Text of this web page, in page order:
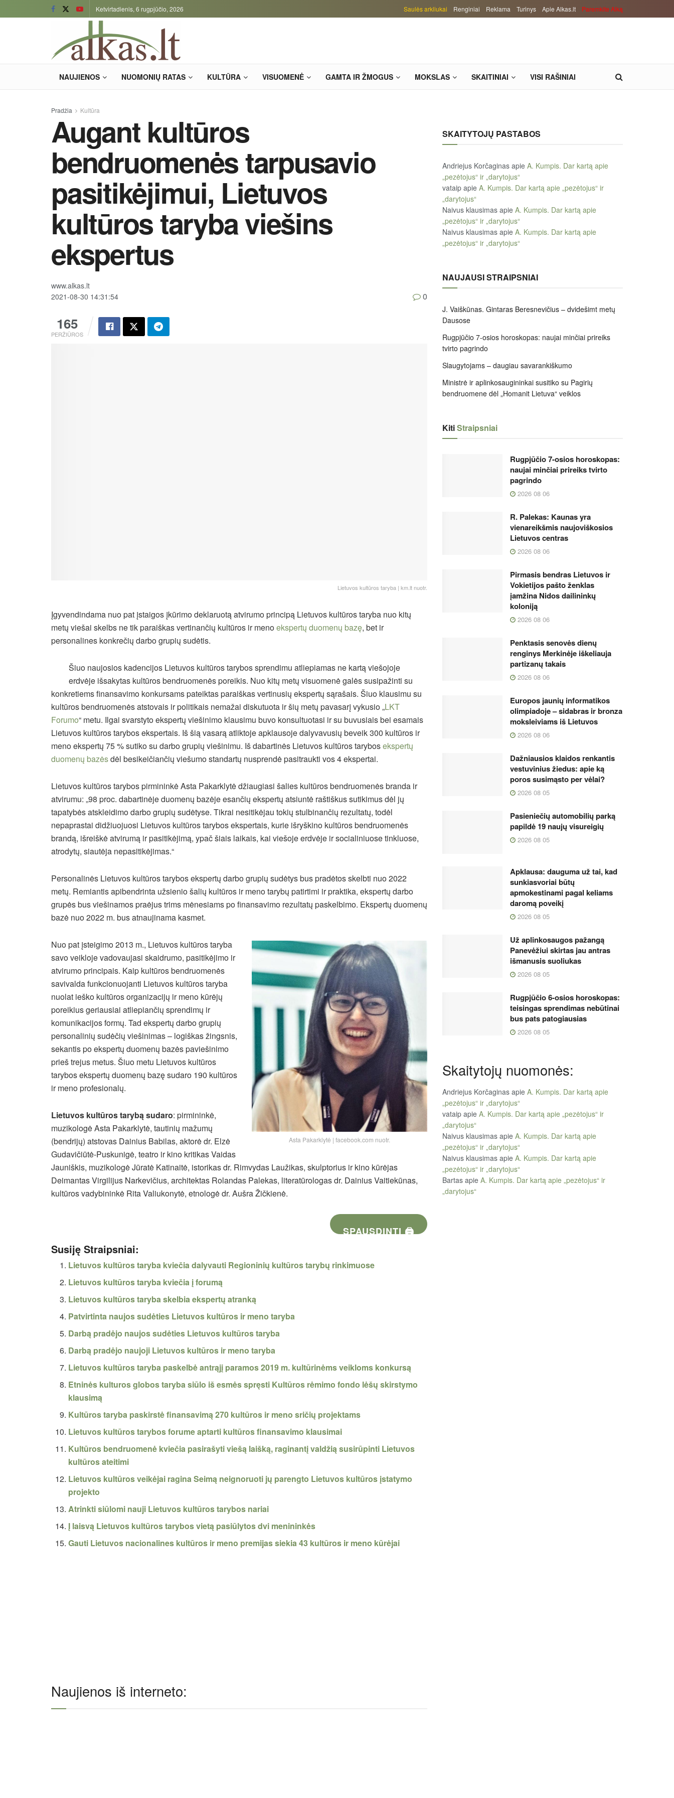
Ketvirtadienis, 6 rugpjūčio, 2026 Saulės arkliukai Renginiai Reklama Turinys Apie Alkas.lt Paremkite Alką
NAUJIENOS NUOMONIŲ RATAS KULTŪRA VISUOMENĖ GAMTA IR ŽMOGUS MOKSLAS SKAITINIAI VISI RAŠINIAI
Pradžia Kultūra
Augant kultūros
bendruomenės tarpusavio
pasitikėjimui, Lietuvos
kultūros taryba viešins
ekspertus
www.alkas.lt
2021-08-30 14:31:54
165
PERŽIŪROS
0
Lietuvos kultūros taryba | km.lt nuotr.
Įgyvendindama nuo pat įstaigos įkūrimo deklaruotą atvirumo principą Lietuvos kultūros taryba nuo kitų
metų viešai skelbs ne tik paraiškas vertinančių kultūros ir menoekspertų duomenų bazę, bet ir
personalines konkrečių darbo grupių sudėtis.
Šiuo naujosios kadencijos Lietuvos kultūros tarybos sprendimu atliepiamas ne kartą viešojoje
erdvėje išsakytas kultūros bendruomenės poreikis. Nuo kitų metų visuomenė galės susipažinti su
konkretiems finansavimo konkursams pateiktas paraiškas vertinusių ekspertų sąrašais. Šiuo klausimu su
kultūros bendruomenės atstovais ir politikais nemažai diskutuota ir šių metų pavasarį vykusio „LKT
Forumo“ metu. Ilgai svarstyto ekspertų viešinimo klausimu buvo konsultuotasi ir su buvusiais bei esamais
Lietuvos kultūros tarybos ekspertais. Iš šią vasarą atliktoje apklausoje dalyvavusių beveik 300 kultūros ir
meno ekspertų 75 % sutiko su darbo grupių viešinimu. Iš dabartinės Lietuvos kultūros tarybosekspertų
duomenų bazėsdėl besikeičiančių viešumo standartų nusprendė pasitraukti vos 4 ekspertai.
Lietuvos kultūros tarybos pirmininkė Asta Pakarklytė džiaugiasi šalies kultūros bendruomenės branda ir
atvirumu: „98 proc. dabartinėje duomenų bazėje esančių ekspertų atsiuntė raštiškus sutikimus dėl jų
tapatybės atskleidimo darbo grupių sudėtyse. Tikrai nesitikėjau tokių stulbinančių rezultatų, todėl
nepaprastai didžiuojuosi Lietuvos kultūros tarybos ekspertais, kurie išryškino kultūros bendruomenės
brandą, išreiškė atvirumą ir pasitikėjimą, ypač šiais laikais, kai viešoje erdvėje ir socialiniuose tinkluose,
atrodytų, siautėja nepasitikėjimas.“
Personalinės Lietuvos kultūros tarybos ekspertų darbo grupių sudėtys bus pradėtos skelbti nuo 2022
metų. Remiantis apibendrinta užsienio šalių kultūros ir meno tarybų patirtimi ir praktika, ekspertų darbo
grupės bus viešinamos praėjus trims mėnesiams po finansavimo rezultatų paskelbimo. Ekspertų duomenų
bazė nuo 2022 m. bus atnaujinama kasmet.
Asta Pakarklytė | facebook.com nuotr.
Nuo pat įsteigimo 2013 m., Lietuvos kultūros taryba
savo veikloje vadovaujasi skaidrumo, pasitikėjimo ir
atvirumo principais. Kaip kultūros bendruomenės
savivalda funkcionuojanti Lietuvos kultūros taryba
nuolat ieško kultūros organizacijų ir meno kūrėjų
poreikius geriausiai atliepiančių sprendimų ir
komunikacijos formų. Tad ekspertų darbo grupių
personalinių sudėčių viešinimas – logiškas žingsnis,
sekantis po ekspertų duomenų bazės paviešinimo
prieš trejus metus. Šiuo metu Lietuvos kultūros
tarybos ekspertų duomenų bazę sudaro 190 kultūros
ir meno profesionalų.
Lietuvos kultūros tarybą sudaro: pirmininkė,
muzikologė Asta Pakarklytė, tautinių mažumų
(bendrijų) atstovas Dainius Babilas, aktorė dr. Elzė
Gudavičiūtė-Puskunigė, teatro ir kino kritikas Vaidas
Jauniškis, muzikologė Jūratė Katinaitė, istorikas dr. Rimvydas Laužikas, skulptorius ir kino kūrėjas
Deimantas Virgilijus Narkevičius, architektas Rolandas Palekas, literatūrologas dr. Dainius Vaitiekūnas,
kultūros vadybininkė Rita Valiukonytė, etnologė dr. Aušra Žičkienė.
SPAUSDINTI 🖨
Susiję Straipsniai:
Lietuvos kultūros taryba kviečia dalyvauti Regioninių kultūros tarybų rinkimuose
Lietuvos kultūros taryba kviečia į forumą
Lietuvos kultūros taryba skelbia ekspertų atranką
Patvirtinta naujos sudėties Lietuvos kultūros ir meno taryba
Darbą pradėjo naujos sudėties Lietuvos kultūros taryba
Darbą pradėjo naujoji Lietuvos kultūros ir meno taryba
Lietuvos kultūros taryba paskelbė antrąjį paramos 2019 m. kultūrinėms veikloms konkursą
Etninės kulturos globos taryba siūlo iš esmės spręsti Kultūros rėmimo fondo lėšų skirstymo
klausimą
Kultūros taryba paskirstė finansavimą 270 kultūros ir meno sričių projektams
Lietuvos kultūros tarybos forume aptarti kultūros finansavimo klausimai
Kultūros bendruomenė kviečia pasirašyti viešą laišką, raginantį valdžią susirūpinti Lietuvos
kultūros ateitimi
Lietuvos kultūros veikėjai ragina Seimą neignoruoti jų parengto Lietuvos kultūros įstatymo
projekto
Atrinkti siūlomi nauji Lietuvos kultūros tarybos nariai
Į laisvą Lietuvos kultūros tarybos vietą pasiūlytos dvi menininkės
Gauti Lietuvos nacionalines kultūros ir meno premijas siekia 43 kultūros ir meno kūrėjai
Naujienos iš interneto:
SKAITYTOJŲ PASTABOS
Andriejus Korčaginas apie A. Kumpis. Dar kartą apie
„pezėtojus“ ir „darytojus“
vataip apie A. Kumpis. Dar kartą apie „pezėtojus“ ir
„darytojus“
Naivus klausimas apie A. Kumpis. Dar kartą apie
„pezėtojus“ ir „darytojus“
Naivus klausimas apie A. Kumpis. Dar kartą apie
„pezėtojus“ ir „darytojus“
NAUJAUSI STRAIPSNIAI
J. Vaiškūnas. Gintaras Beresnevičius – dvidešimt metų
Dausose
Rugpjūčio 7-osios horoskopas: naujai minčiai prireiks
tvirto pagrindo
Slaugytojams – daugiau savarankiškumo
Ministrė ir aplinkosaugininkai susitiko su Pagirių
bendruomene dėl „Homanit Lietuva“ veiklos
KitiStraipsniai
Rugpjūčio 7-osios horoskopas:
naujai minčiai prireiks tvirto
pagrindo
2026 08 06
R. Palekas: Kaunas yra
vienareikšmis naujoviškosios
Lietuvos centras
2026 08 06
Pirmasis bendras Lietuvos ir
Vokietijos pašto ženklas
įamžina Nidos dailininkų
koloniją
2026 08 06
Penktasis senovės dienų
renginys Merkinėje iškeliauja
partizanų takais
2026 08 06
Europos jaunių informatikos
olimpiadoje – sidabras ir bronza
moksleiviams iš Lietuvos
2026 08 06
Dažniausios klaidos renkantis
vestuvinius žiedus: apie ką
poros susimąsto per vėlai?
2026 08 05
Pasieniečių automobilių parką
papildė 19 naujų visureigių
2026 08 05
Apklausa: dauguma už tai, kad
sunkiasvoriai būtų
apmokestinami pagal keliams
daromą poveikį
2026 08 05
Už aplinkosaugos pažangą
Panevėžiui skirtas jau antras
išmanusis suoliukas
2026 08 05
Rugpjūčio 6-osios horoskopas:
teisingas sprendimas nebūtinai
bus pats patogiausias
2026 08 05
Skaitytojų nuomonės:
Andriejus Korčaginas apie A. Kumpis. Dar kartą apie
„pezėtojus“ ir „darytojus“
vataip apie A. Kumpis. Dar kartą apie „pezėtojus“ ir
„darytojus“
Naivus klausimas apie A. Kumpis. Dar kartą apie
„pezėtojus“ ir „darytojus“
Naivus klausimas apie A. Kumpis. Dar kartą apie
„pezėtojus“ ir „darytojus“
Bartas apie A. Kumpis. Dar kartą apie „pezėtojus“ ir
„darytojus“